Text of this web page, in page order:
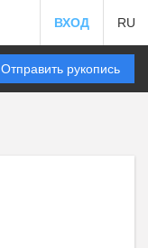
ВХОД RU
Отправить рукопись